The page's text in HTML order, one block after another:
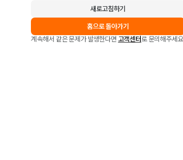
새로고침하기
홈으로 돌아가기
계속해서 같은 문제가 발생한다면 고객센터로 문의해주세